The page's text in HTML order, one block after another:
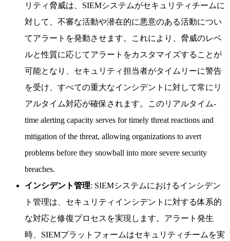
リティ脅威は、SIEMシステムがセキュリティチームに
対して、不審な活動や潜在的に悪意のある活動につい
てアラートを発動させます。これにより、脅威のレベ
ルと性質に応じてアラートをカスタマイズすることが
可能となり、セキュリティ担当者がタイムリーに警告
を受け、すべての重大なインシデントに対して常にリ
アルタイム対応が確保されます。このリアルタイム-
time alerting capacity serves for timely threat reactions and
mitigation of the threat, allowing organizations to avert
problems before they snowball into more severe security
breaches.
インシデント管理: SIEMシステムにおけるインシデン
ト管理は、セキュリティインシデントに対する体系的
な対応と修復プロセスを実現します。アラート発生
時、SIEMプラットフォームはセキュリティチームを実